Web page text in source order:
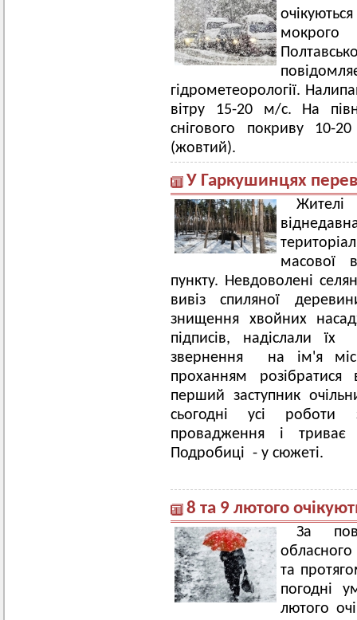
мокрого
гідрометеорології.
вітру 15-20 м/с. На
снігового покриву 10-
(жовтий).
У Гаркушинцях
масової
пункту. Невдоволені
вивіз спиляної
знищення хвойних
підписів, надіслали
звернення на ім'я
проханням розібратися
перший заступник
сьогодні усі роботи
провадження і
Подробиці - у сюжеті.
8 та 9 лютого
За
обласного
та
погодні
лютого